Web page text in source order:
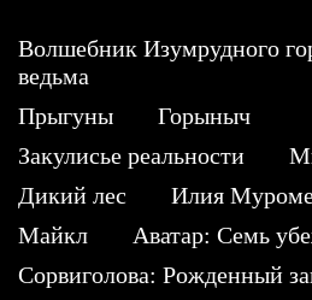
Волшебник Изумрудного
ведьма
Прыгуны
Горыныч
Закулисье реальности
Дикий лес
Илия
Майкл
Аватар: Семь
Сорвиголова: Рожденный